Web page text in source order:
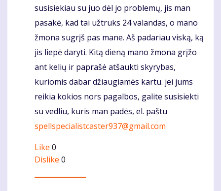
susisiekiau su juo dėl jo problemų, jis man
pasakė, kad tai užtruks 24 valandas, o mano
žmona sugrįš pas mane. Aš padariau viską, ką
jis liepė daryti. Kitą dieną mano žmona grįžo
ant kelių ir paprašė atšaukti skyrybas,
kuriomis dabar džiaugiamės kartu. jei jums
reikia kokios nors pagalbos, galite susisiekti
su vedliu, kuris man padės, el. paštu
spellspecialistcaster937@gmail.com
Like 0
Dislike 0